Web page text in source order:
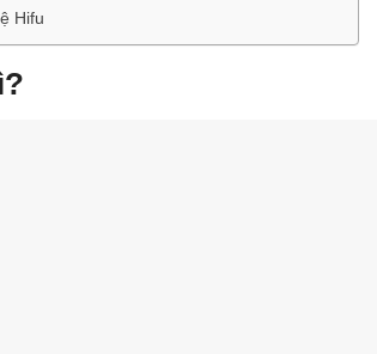
Hifu